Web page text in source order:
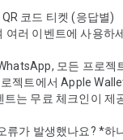
코드 티켓 (응답별)
러 이벤트에 사용하
모든 프로젝
젝트에서 Apple
트는 무료 체크인이 제
류가 발생했나요? *하